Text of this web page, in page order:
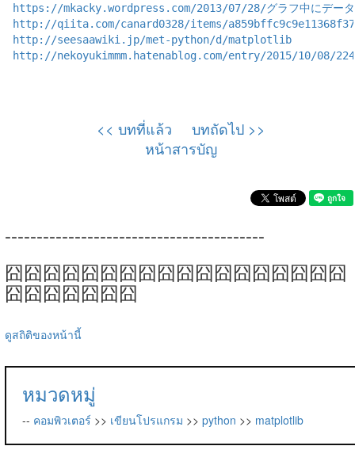
https://mkacky.wordpress.com/2013/07/28/グラフ中にデー
http://qiita.com/canard0328/items/a859bffc9c9e11368f37
http://seesaawiki.jp/met-python/d/matplotlib
http://nekoyukimmm.hatenablog.com/entry/2015/10/08/
<< บทที่แล้ว
บทถัดไป >>
หน้าสารบัญ
-----------------------------------------
囧囧囧囧囧囧囧囧囧囧囧囧囧囧囧囧囧囧
囧囧囧囧囧囧囧
ดูสถิติของหน้านี้
หมวดหมู่
-- คอมพิวเตอร์ >> เขียนโปรแกรม >> python >> matplotlib